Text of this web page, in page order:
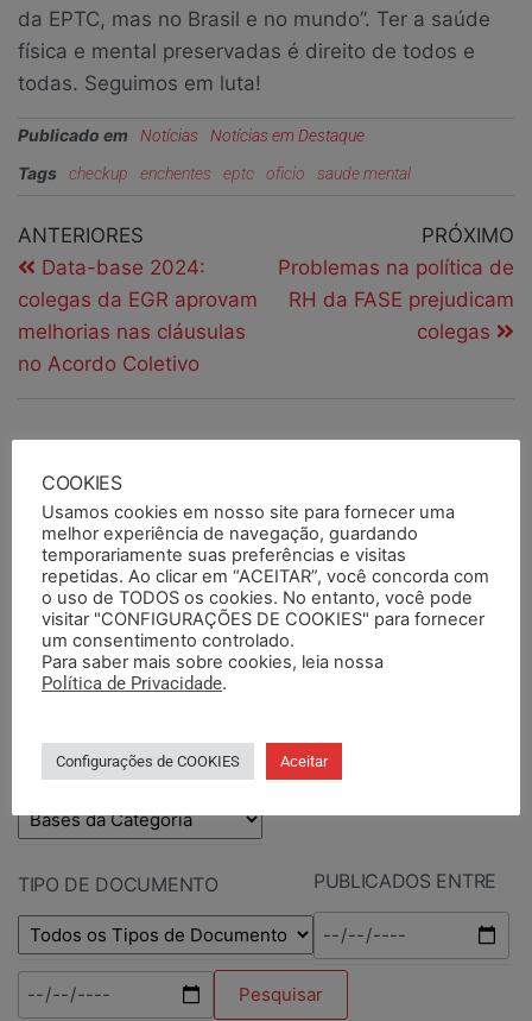
da EPTC, mas no Brasil e no mundo”. Ter a saúde
física e mental preservadas é direito de todos e
todas. Seguimos em luta!
Publicado em Notícias Notícias em Destaque
Tags checkup enchentes eptc oficio saude mental
ANTERIORES
Data-base 2024:
colegas da EGR aprovam
melhorias nas cláusulas
no Acordo Coletivo
PRÓXIMO
Problemas na política de
RH da FASE prejudicam
colegas
PESQUISAR DOCUMENTOS
PESQUISAR POR TERMOS
BASE DA CATEGORIA
TIPO DE DOCUMENTO PUBLICADOS ENTRE
COOKIES
Usamos cookies em nosso site para fornecer uma
melhor experiência de navegação, guardando
temporariamente suas preferências e visitas
repetidas. Ao clicar em “ACEITAR”, você concorda com
o uso de TODOS os cookies. No entanto, você pode
visitar "CONFIGURAÇÕES DE COOKIES" para fornecer
um consentimento controlado.
Para saber mais sobre cookies, leia nossa
Política de Privacidade.
Configurações de COOKIES Aceitar